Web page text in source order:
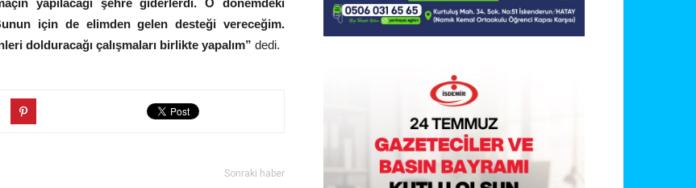
yapılacağı şehre giderlerdi. O dönemdeki
için de elimden gelen desteği vereceğim.
dolduracağı çalışmaları birlikte yapalım” dedi.
Sonraki haber